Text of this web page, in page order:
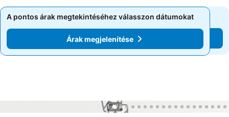
A pontos árak megtekintéséhez válasszon dátumokat
Árak megjelenítése
A pontos árak megtekintéséhez válasszon dátumokat
Árak megjelenítése
1 / 77